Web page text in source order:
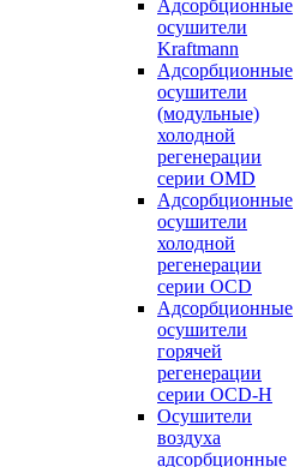
Адсорбционные
осушители
Kraftmann
Адсорбционные
осушители
(модульные)
холодной
регенерации
серии OMD
Адсорбционные
осушители
холодной
регенерации
серии OCD
Адсорбционные
осушители
горячей
регенерации
серии OСD-H
Осушители
воздуха
адсорбционные